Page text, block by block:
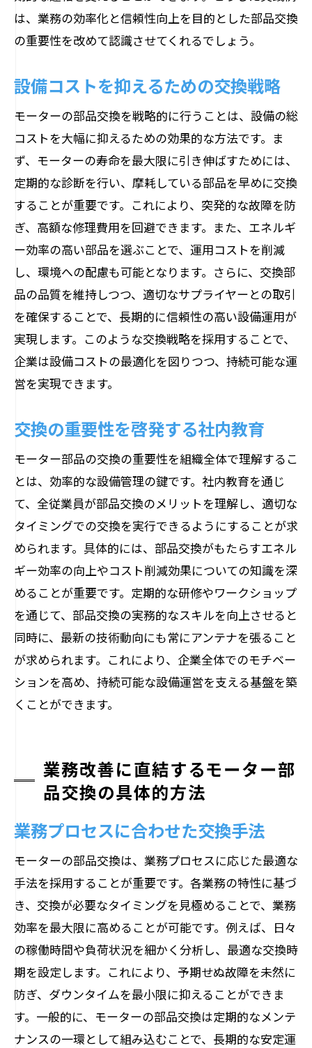
は、業務の効率化と信頼性向上を目的とした部品交換
の重要性を改めて認識させてくれるでしょう。
設備コストを抑えるための交換戦略
モーターの部品交換を戦略的に行うことは、設備の総
コストを大幅に抑えるための効果的な方法です。ま
ず、モーターの寿命を最大限に引き伸ばすためには、
定期的な診断を行い、摩耗している部品を早めに交換
することが重要です。これにより、突発的な故障を防
ぎ、高額な修理費用を回避できます。また、エネルギ
ー効率の高い部品を選ぶことで、運用コストを削減
し、環境への配慮も可能となります。さらに、交換部
品の品質を維持しつつ、適切なサプライヤーとの取引
を確保することで、長期的に信頼性の高い設備運用が
実現します。このような交換戦略を採用することで、
企業は設備コストの最適化を図りつつ、持続可能な運
営を実現できます。
交換の重要性を啓発する社内教育
モーター部品の交換の重要性を組織全体で理解するこ
とは、効率的な設備管理の鍵です。社内教育を通じ
て、全従業員が部品交換のメリットを理解し、適切な
タイミングでの交換を実行できるようにすることが求
められます。具体的には、部品交換がもたらすエネル
ギー効率の向上やコスト削減効果についての知識を深
めることが重要です。定期的な研修やワークショップ
を通じて、部品交換の実務的なスキルを向上させると
同時に、最新の技術動向にも常にアンテナを張ること
が求められます。これにより、企業全体でのモチベー
ションを高め、持続可能な設備運営を支える基盤を築
くことができます。
業務改善に直結するモーター部
品交換の具体的方法
業務プロセスに合わせた交換手法
モーターの部品交換は、業務プロセスに応じた最適な
手法を採用することが重要です。各業務の特性に基づ
き、交換が必要なタイミングを見極めることで、業務
効率を最大限に高めることが可能です。例えば、日々
の稼働時間や負荷状況を細かく分析し、最適な交換時
期を設定します。これにより、予期せぬ故障を未然に
防ぎ、ダウンタイムを最小限に抑えることができま
す。一般的に、モーターの部品交換は定期的なメンテ
ナンスの一環として組み込むことで、長期的な安定運